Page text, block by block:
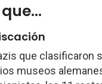
que clasificaron
museos